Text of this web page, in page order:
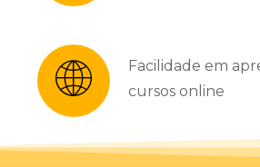
Facilidade em
cursos online